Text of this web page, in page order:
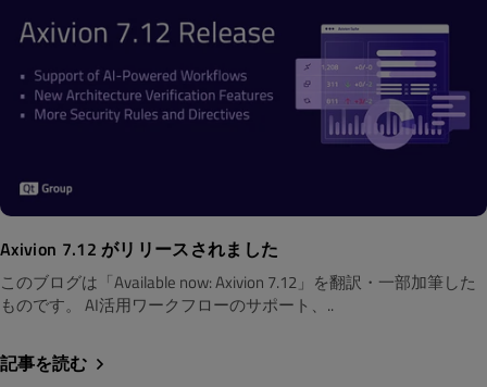
Axivion 7.12 がリリースされました
このブログは「Available now: Axivion 7.12」を翻訳・一部加筆した
ものです。 AI活用ワークフローのサポート、..
記事を読む